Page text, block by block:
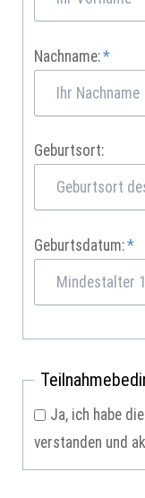
Pflichtfeld
Nachname:*
Geburtsort:
Pflichtfeld
Geburtsdatum:*
Pflichtfeld
Ja, ich habe die
verstanden und